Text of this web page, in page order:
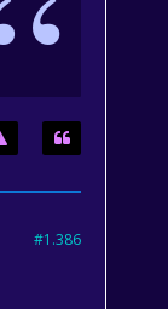
#1.386